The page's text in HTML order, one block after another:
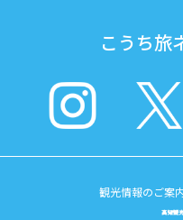
こうち旅
観光情報のご案